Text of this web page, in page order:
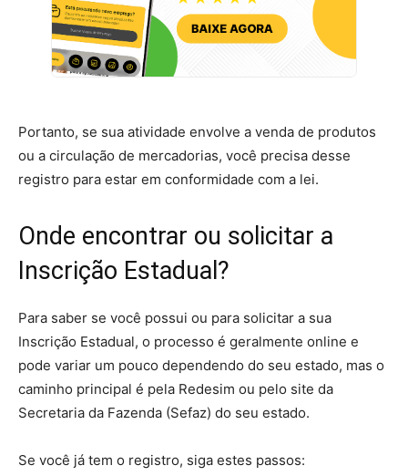
Portanto, se sua atividade envolve a venda de produtos
ou a circulação de mercadorias, você precisa desse
registro para estar em conformidade com a lei.
Onde encontrar ou solicitar a
Inscrição Estadual?
Para saber se você possui ou para solicitar a sua
Inscrição Estadual, o processo é geralmente online e
pode variar um pouco dependendo do seu estado, mas o
caminho principal é pela Redesim ou pelo site da
Secretaria da Fazenda (Sefaz) do seu estado.
Se você já tem o registro, siga estes passos: